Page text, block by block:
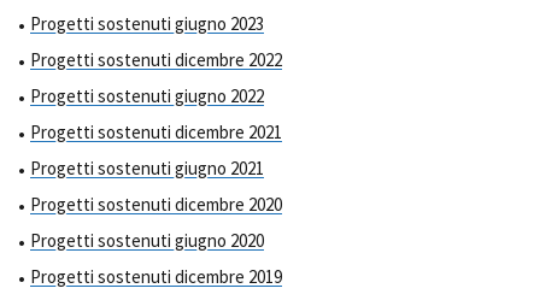
Progetti sostenuti giugno 2023
Progetti sostenuti dicembre 2022
Progetti sostenuti giugno 2022
Progetti sostenuti dicembre 2021
Progetti sostenuti giugno 2021
Progetti sostenuti dicembre 2020
Progetti sostenuti giugno 2020
Progetti sostenuti dicembre 2019